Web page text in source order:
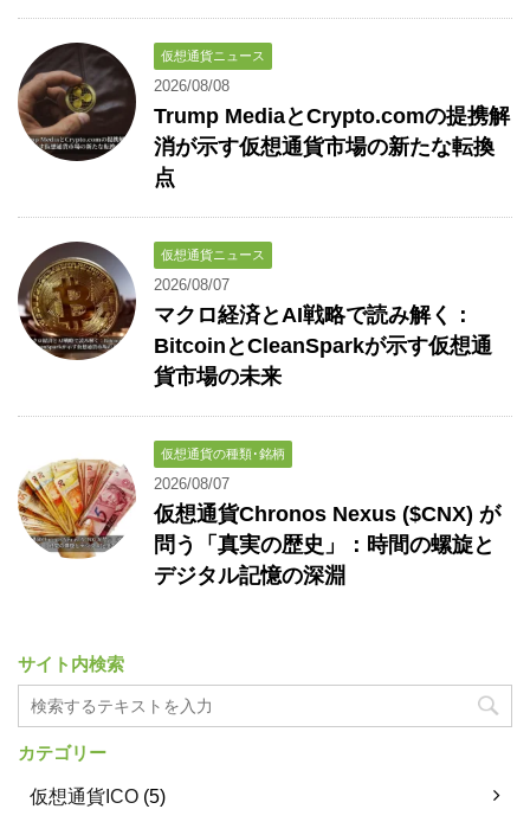
仮想通貨ニュース
2026/08/08
Trump MediaとCrypto.comの提携解
消が示す仮想通貨市場の新たな転換
点
仮想通貨ニュース
2026/08/07
マクロ経済とAI戦略で読み解く：
BitcoinとCleanSparkが示す仮想通
貨市場の未来
仮想通貨の種類･銘柄
2026/08/07
仮想通貨Chronos Nexus ($CNX) が
問う「真実の歴史」：時間の螺旋と
デジタル記憶の深淵
サイト内検索
カテゴリー
仮想通貨ICO (5)